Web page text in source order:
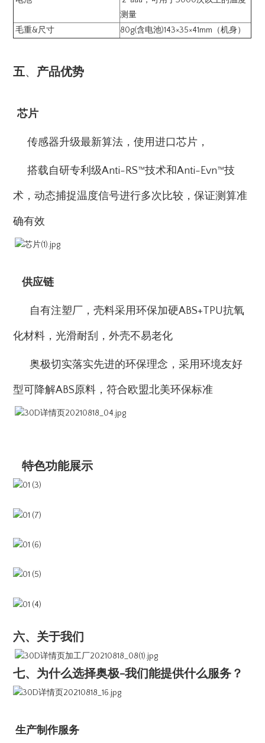
测量
毛重&尺寸
80g(含电池)143×35×41mm（机身）
五、 产品优势
芯片
传感器升级最新算法，使用进口芯片，
搭载自研专利级Anti-RS™技术和Anti-Evn™技
术，动态捕捉温度信号进行多次比较，保证测算准
确有效
供应链
自有注塑厂，壳料采用环保加硬ABS+TPU抗氧
化材料，光滑耐刮，外壳不易老化
奥极切实落实先进的环保理念，采用环境友好
型可降解ABS原料，符合欧盟北美环保标准
特色功能展示
六、关于我们
七、为什么选择奥极-我们能提供什么服务？
生产制作服务